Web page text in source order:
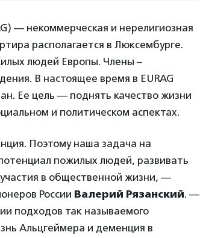
— некоммерческая и нерелигиозная
располагается в Люксембурге.
людей Европы. Члены –
В настоящее время в EURAG
Ее цель — поднять качество жизни
и политическом аспектах.
Поэтому наша задача на
пожилых людей, развивать
в общественной жизни, —
России Валерий Рязанский. —
подходов так называемого
Альцгеймера и деменция в